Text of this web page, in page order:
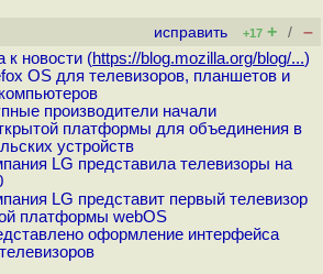
исправить +17 + / –
к новости (https://blog.mozilla.org/blog/...)
OS для телевизоров, планшетов и
производители начали
платформы для объединения в
устройств
LG представила телевизоры на
LG представит первый телевизор
платформы webOS
оформление интерфейса